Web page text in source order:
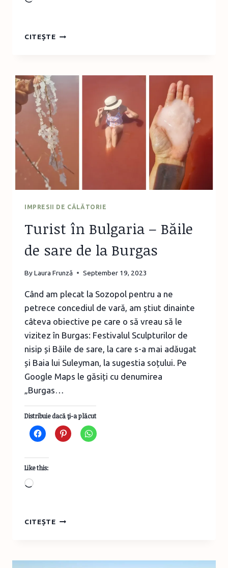
CITEȘTETURIST
CASTELUL
RAVADINOVO
IMPRESII DE CĂLĂTORIE
Turist în Bulgaria – Băile
de sare de la Burgas
ByLaura Frunză September 19, 2023
Când am plecat la Sozopol pentru a ne
petrece concediul de vară, am știut dinainte
câteva obiective pe care o să vreau să le
vizitez în Burgas: Festivalul Sculpturilor de
nisip și Băile de sare, la care s-a mai adăugat
și Baia lui Suleyman, la sugestia soțului. Pe
Google Maps le găsiți cu denumirea
„Burgas…
Distribuie dacă ţi-a plăcut
Like this:
Loading…
CITEȘTETURIST
BĂILE